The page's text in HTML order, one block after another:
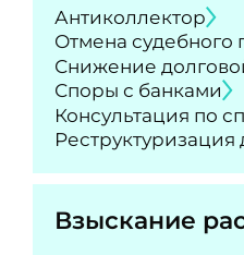
Антиколлектор
Отмена судебного
Снижение
Споры с банками
Консультация по
Реструктуризация
Взыскание